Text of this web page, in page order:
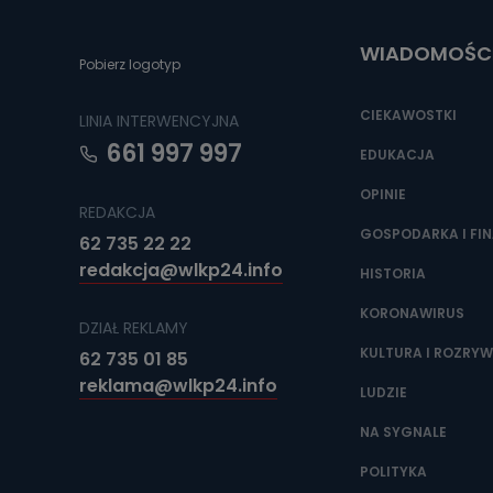
Jakie
Państwa (lub
źródeł
oraz partnerzy
Jak
Można to
Pobierz logotyp
LINIA INTERWENCYJNA
661 997 997
REDAKCJA
62 735 22 22
redakcja@wlkp24.info
DZIAŁ REKLAMY
62 735 01 85
reklama@wlkp24.info
CIEKAWOSTKI
EDUKACJA
OPINIE
GOSPODARKA I
HISTORIA
KORONAWIRUS
KULTURA I
LUDZIE
NA SYGNALE
POLITYKA